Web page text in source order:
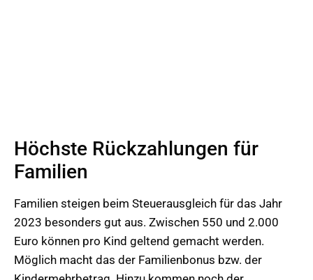
Höchste Rückzahlungen für
Familien
Familien steigen beim Steuerausgleich für das Jahr
2023 besonders gut aus. Zwischen 550 und 2.000
Euro können pro Kind geltend gemacht werden.
Möglich macht das der Familienbonus bzw. der